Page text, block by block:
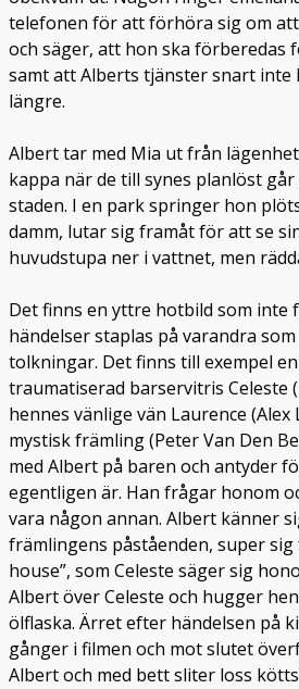
telefonen för att förhöra sig om
och säger, att hon ska förberedas
samt att Alberts tjänster snart inte
längre.
Albert tar med Mia ut från
kappa när de till synes planlöst
staden. I en park springer hon
damm, lutar sig framåt för att se
huvudstupa ner i vattnet, men
Det finns en yttre hotbild som inte
händelser staplas på varandra
tolkningar. Det finns till exempel
traumatiserad barservitris Celeste
hennes vänlige vän Laurence (Alex
mystisk främling (Peter Van Den
med Albert på baren och antyder
egentligen är. Han frågar honom
vara någon annan. Albert känner
främlingens påståenden, super sig
house”, som Celeste säger sig
Albert över Celeste och hugger
ölflaska. Ärret efter händelsen på
gånger i filmen och mot slutet
Albert och med bett sliter loss